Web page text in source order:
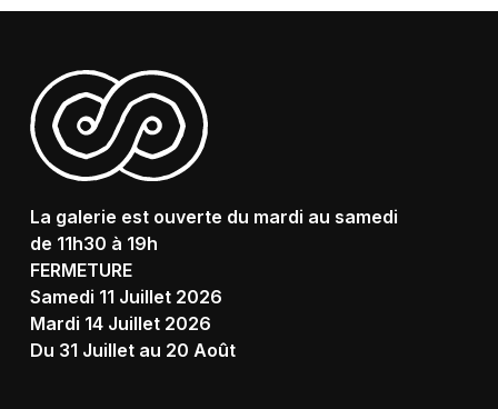
La galerie est ouverte du mardi au samedi
de 11h30 à 19h
FERMETURE
Samedi 11 Juillet 2026
Mardi 14 Juillet 2026
Du 31 Juillet au 20 Août